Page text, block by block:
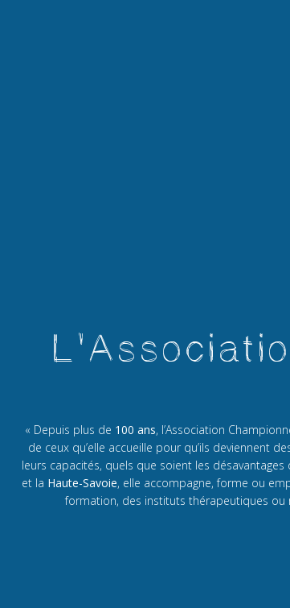
« Depuis plus de 100 ans, l’Association
de ceux qu’elle accueille pour qu’ils deviennent
leurs capacités, quels que soient les désavantages
et la Haute-Savoie, elle accompagne, forme ou
formation, des instituts thérapeutiques ou